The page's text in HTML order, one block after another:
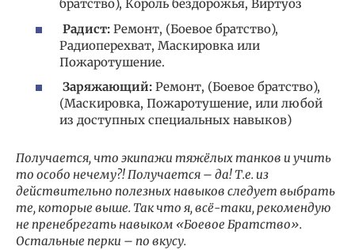
братство), Король бездорожья, Виртуоз
Радист: Ремонт, (Боевое братство),
Радиоперехват, Маскировка или
Пожаротушение.
Заряжающий: Ремонт, (Боевое братство),
(Маскировка, Пожаротушение, или любой
из доступных специальных навыков)
Получается, что экипажи тяжёлых танков и учить
то особо нечему?! Получается – да! Т.е. из
действительно полезных навыков следует выбрать
те, которые выше. Так что я, всё-таки, рекомендую
не пренебрегать навыком «Боевое Братство».
Остальные перки – по вкусу.